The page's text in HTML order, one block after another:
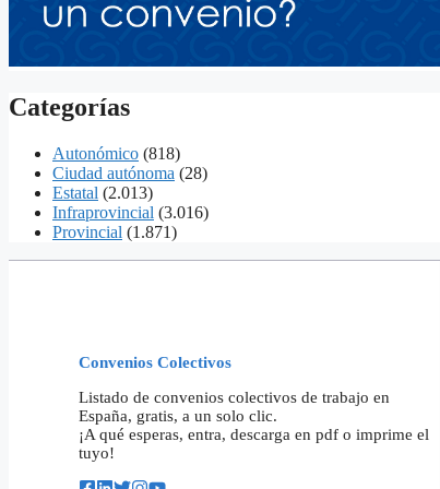
Categorías
Autonómico (818)
Ciudad autónoma (28)
Estatal (2.013)
Infraprovincial (3.016)
Provincial (1.871)
Convenios Colectivos
Listado de convenios colectivos de trabajo en
España, gratis, a un solo clic.
¡A qué esperas, entra, descarga en pdf o imprime el
tuyo!